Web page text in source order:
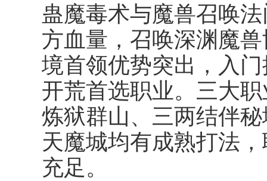
蛊魔毒术与魔兽召唤
方血量，召唤深渊魔
境首领优势突出，入
开荒首选职业。三大
炼狱群山、三两结伴
天魔城均有成熟打法
充足。